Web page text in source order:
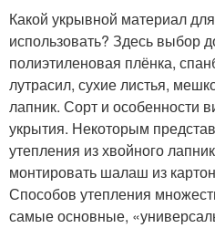
Какой укрывной материал
использовать? Здесь выбор
полиэтиленовая плёнка,
лутрасил, сухие листья,
лапник. Сорт и особенности
укрытия. Некоторым
утепления из хвойного
монтировать шалаш из
Способов утепления
самые основные,